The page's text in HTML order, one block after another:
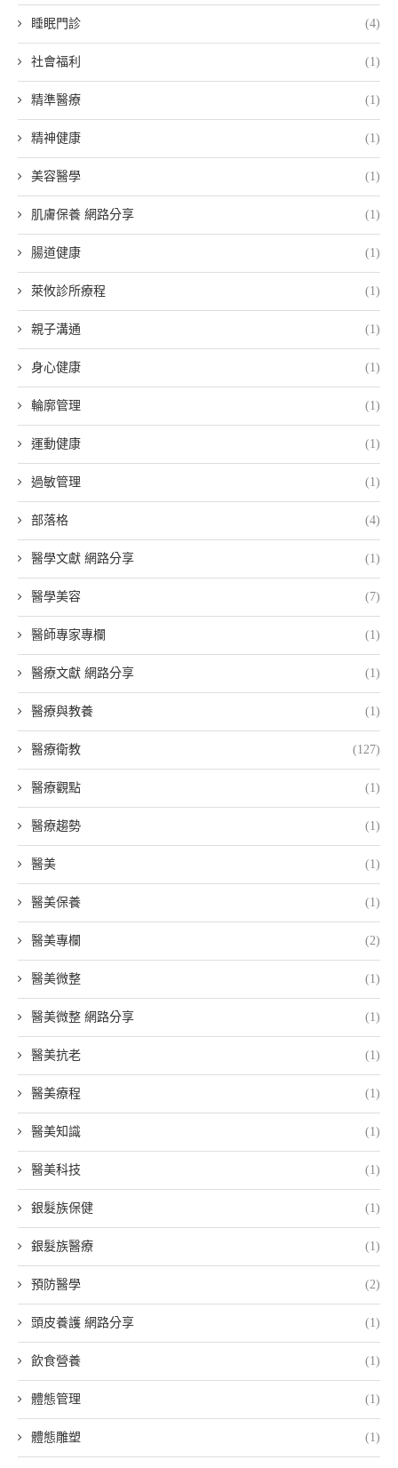
睡眠門診 (4)
社會福利 (1)
精準醫療 (1)
精神健康 (1)
美容醫學 (1)
肌膚保養 網路分享 (1)
腸道健康 (1)
萊攸診所療程 (1)
親子溝通 (1)
身心健康 (1)
輪廓管理 (1)
運動健康 (1)
過敏管理 (1)
部落格 (4)
醫學文獻 網路分享 (1)
醫學美容 (7)
醫師專家專欄 (1)
醫療文獻 網路分享 (1)
醫療與教養 (1)
醫療衛教 (127)
醫療觀點 (1)
醫療趨勢 (1)
醫美 (1)
醫美保養 (1)
醫美專欄 (2)
醫美微整 (1)
醫美微整 網路分享 (1)
醫美抗老 (1)
醫美療程 (1)
醫美知識 (1)
醫美科技 (1)
銀髮族保健 (1)
銀髮族醫療 (1)
預防醫學 (2)
頭皮養護 網路分享 (1)
飲食營養 (1)
體態管理 (1)
體態雕塑 (1)